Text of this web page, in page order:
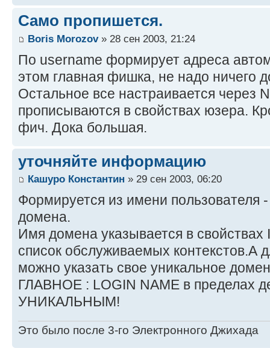
Само пропишется.
Boris Morozov» 28 сен 2003, 21:24
По username формирует адреса
этом главная фишка, не надо ничего
Остальное все настраивается через
прописываются в свойствах юзера.
фич. Дока большая.
уточняйте информацию
Кашуро Константин » 29 сен 2003, 06:20
Формируется из имени пользователя
домена.
Имя домена указывается в свойствах
список обслуживаемых контекстов.А
можно указать свое уникальное
ГЛАВНОЕ : LOGIN NAME в
УНИКАЛЬНЫМ!
Это было после 3-го Электронного Джихада